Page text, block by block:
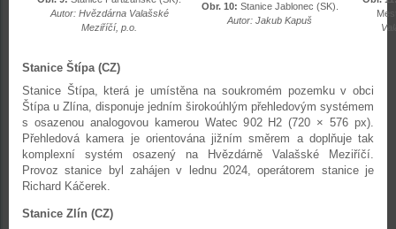
Autor: Hvězdárna Valašské
Meziříčí, p.o.
Obr. 10: Stanice Jablonec (SK).
Autor: Jakub Kapuš
Stanice Štípa (CZ)
Stanice Štípa, která je umístěna na soukromém pozemku v obci
Štípa u Zlína, disponuje jedním širokoúhlým přehledovým systémem
s osazenou analogovou kamerou Watec 902 H2 (720 × 576 px).
Přehledová kamera je orientována jižním směrem a doplňuje tak
komplexní systém osazený na Hvězdárně Valašské Meziříčí.
Provoz stanice byl zahájen v lednu 2024, operátorem stanice je
Richard Káčerek.
Stanice Zlín (CZ)